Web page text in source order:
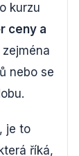
kurzu
ceny a
zejména
nebo se
je to
říká,